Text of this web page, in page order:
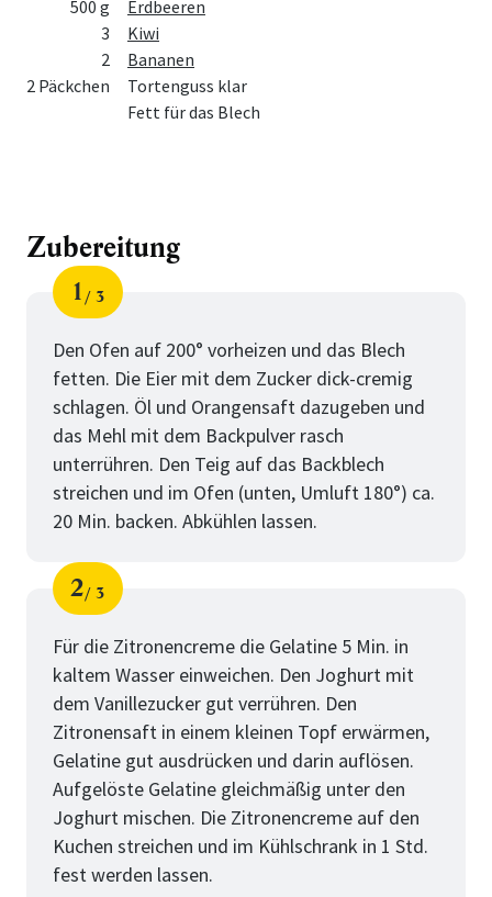
500 g
Erdbeeren
3
Kiwi
2
Bananen
2 Päckchen
Tortenguss klar
Fett für das Blech
Zubereitung
Schritt
1
von
3
Den Ofen auf 200° vorheizen und das Blech
fetten. Die Eier mit dem Zucker dick-cremig
schlagen. Öl und Orangensaft dazugeben und
das Mehl mit dem Backpulver rasch
unterrühren. Den Teig auf das Backblech
streichen und im Ofen (unten, Umluft 180°) ca.
20 Min. backen. Abkühlen lassen.
Schritt
2
von
3
Für die Zitronencreme die Gelatine 5 Min. in
kaltem Wasser einweichen. Den Joghurt mit
dem Vanillezucker gut verrühren. Den
Zitronensaft in einem kleinen Topf erwärmen,
Gelatine gut ausdrücken und darin auflösen.
Aufgelöste Gelatine gleichmäßig unter den
Joghurt mischen. Die Zitronencreme auf den
Kuchen streichen und im Kühlschrank in 1 Std.
fest werden lassen.